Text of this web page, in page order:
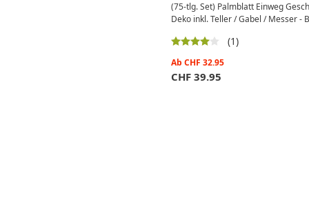
(75-tlg. Set) Palmblatt Einweg
Deko inkl. Teller / Gabel / Messer -
(1)
Ab CHF 32.95
CHF 39.95